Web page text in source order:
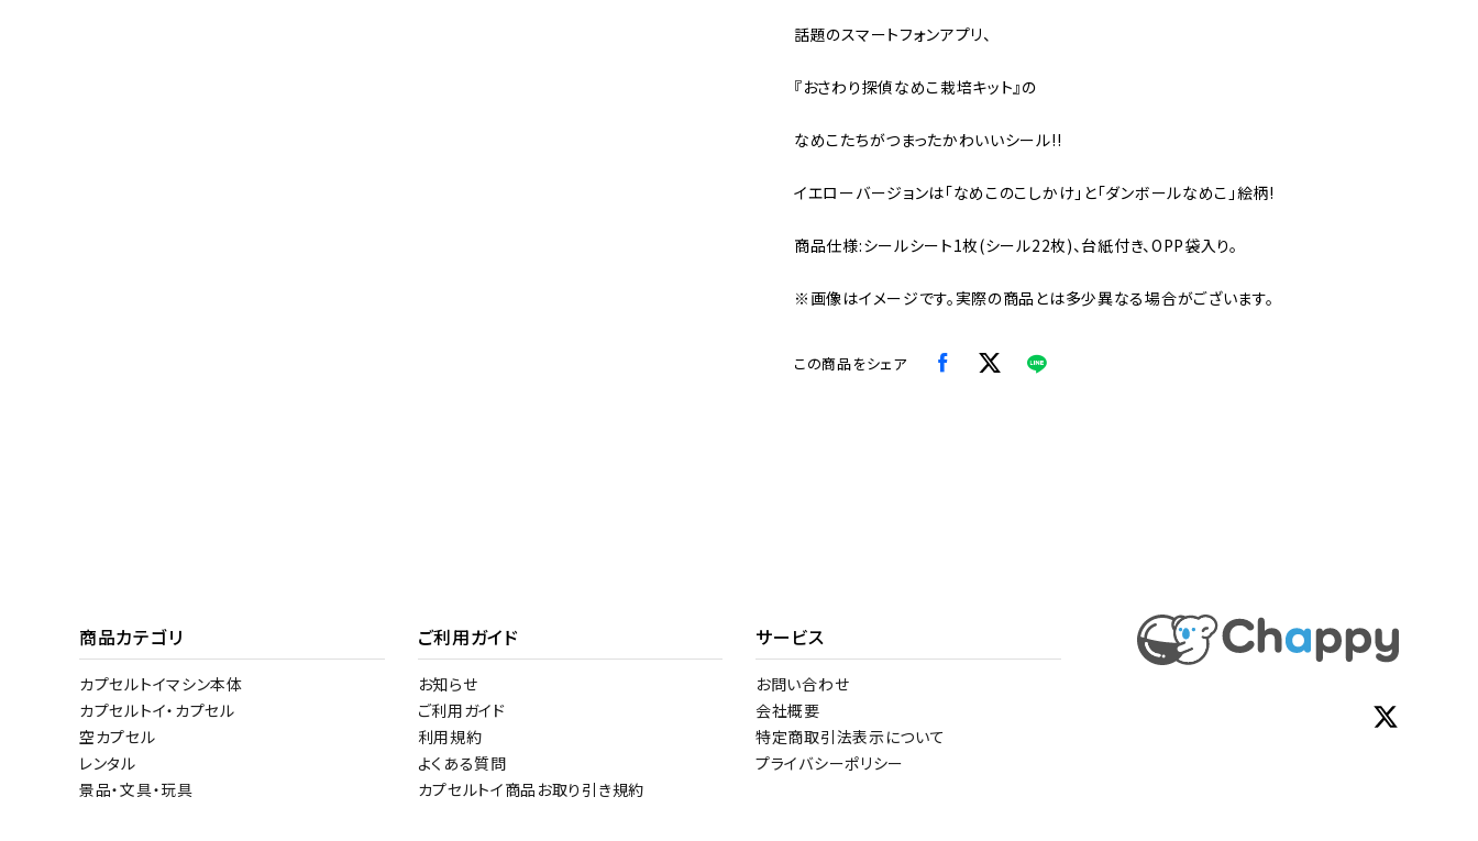
話題のスマートフォンアプリ、
『おさわり探偵なめこ栽培キット』の
なめこたちがつまったかわいいシール!!
イエローバージョンは「なめこのこしかけ」と「ダンボールなめこ」絵柄!
商品仕様:シールシート1枚(シール22枚)、台紙付き、OPP袋入り。
※画像はイメージです。実際の商品とは多少異なる場合がございます。
この商品をシェア
商品カテゴリ
カプセルトイマシン本体
カプセルトイ・カプセル
空カプセル
レンタル
景品・文具・玩具
ご利用ガイド
お知らせ
ご利用ガイド
利用規約
よくある質問
カプセルトイ商品お取り引き規約
サービス
お問い合わせ
会社概要
特定商取引法表示について
プライバシーポリシー